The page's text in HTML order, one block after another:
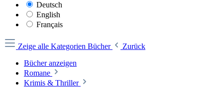
Deutsch
English
Français
Zeige alle Kategorien Bücher
Zurück
Bücher anzeigen
Romane
Krimis & Thriller